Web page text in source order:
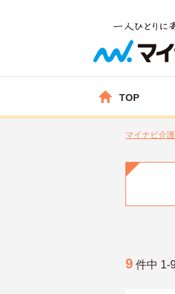
TOP
マイナビ介
9 件中 1-